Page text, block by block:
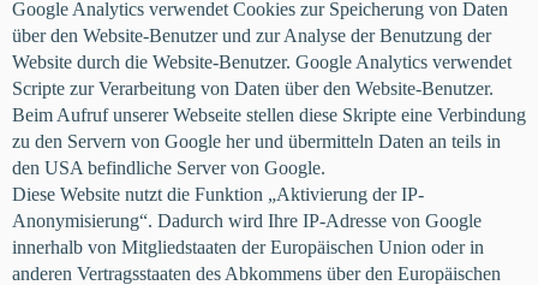
Google Analytics verwendet Cookies zur Speicherung von Daten
über den Website-Benutzer und zur Analyse der Benutzung der
Website durch die Website-Benutzer. Google Analytics verwendet
Scripte zur Verarbeitung von Daten über den Website-Benutzer.
Beim Aufruf unserer Webseite stellen diese Skripte eine Verbindung
zu den Servern von Google her und übermitteln Daten an teils in
den USA befindliche Server von Google.
Diese Website nutzt die Funktion „Aktivierung der IP-
Anonymisierung“. Dadurch wird Ihre IP-Adresse von Google
innerhalb von Mitgliedstaaten der Europäischen Union oder in
anderen Vertragsstaaten des Abkommens über den Europäischen